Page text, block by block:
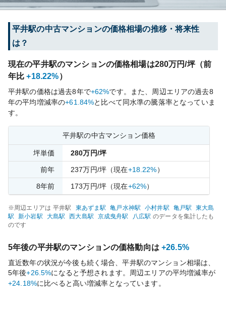
平井駅の中古マンションの価格相場の推移・将来性
は？
現在の平井駅のマンションの価格相場は280万円/坪（前
年比 +18.22%）
平井駅の価格は過去8年で+62%です。 また、周辺エリアの過去8
年の平均増減率の+61.84%と比べて同水準の騰落率となっていま
す。
平井駅の中古マンション価格
坪単価 280万円/坪
前年 237万円/坪 （現在+18.22%）
8年前 173万円/坪 （現在+62%）
※周辺エリアは 平井駅 東あずま駅 亀戸水神駅 小村井駅 亀戸駅
東大島
駅
新小岩駅 大島駅 西大島駅 京成曳舟駅 八広駅 のデータを集計したも
のです
5年後の平井駅のマンションの価格動向は +26.5%
直近数年の状況が今後も続く場合、平井駅のマンション相場は、
5年後+26.5%になると予想されます。周辺エリアの平均増減率が
+24.18%に比べると高い増減率となっています。